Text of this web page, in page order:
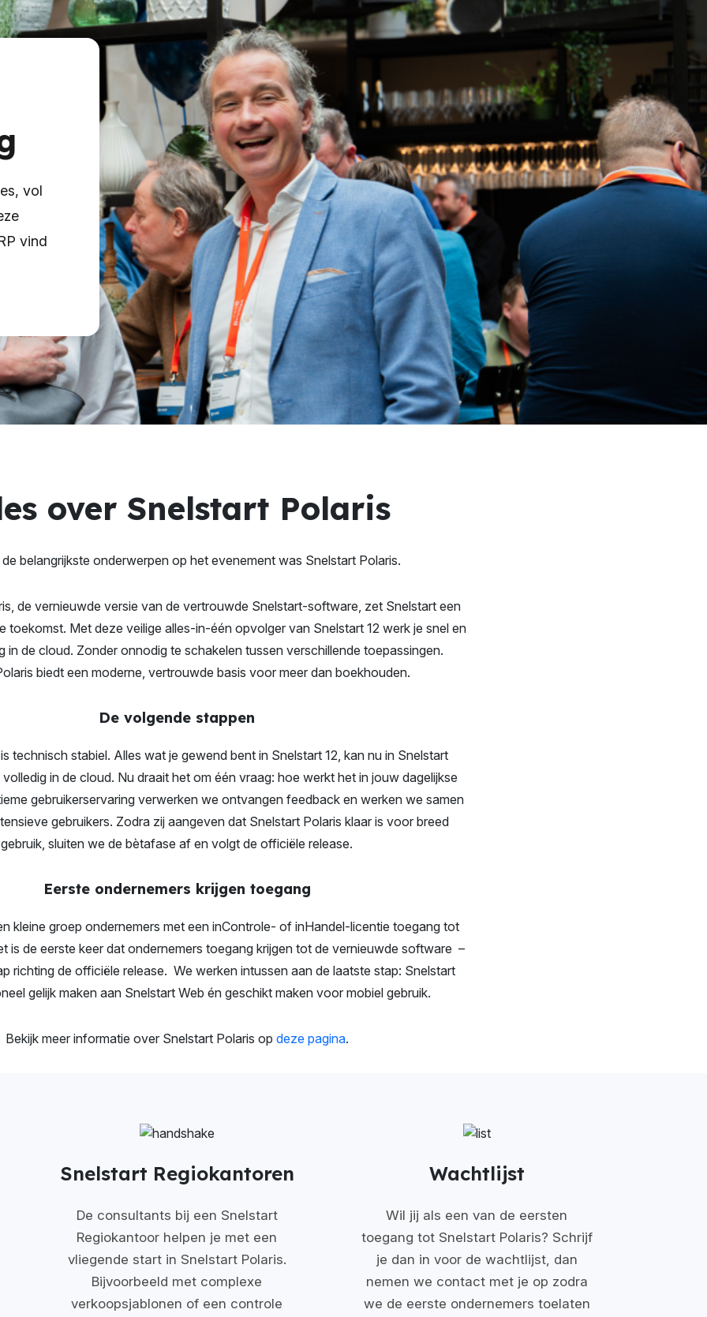
vol
vind
over Snelstart Polaris
belangrijkste onderwerpen op het evenement was Snelstart Polaris.
de vernieuwde versie van de vertrouwde Snelstart-software, zet Snelstart een
toekomst. Met deze veilige alles-in-één opvolger van Snelstart 12 werk je snel en
in de cloud. Zonder onnodig te schakelen tussen verschillende toepassingen.
biedt een moderne, vertrouwde basis voor meer dan boekhouden.
De volgende stappen
technisch stabiel. Alles wat je gewend bent in Snelstart 12, kan nu in Snelstart
volledig in de cloud. Nu draait het om één vraag: hoe werkt het in jouw dagelijkse
gebruikerservaring verwerken we ontvangen feedback en werken we samen
gebruikers. Zodra zij aangeven dat Snelstart Polaris klaar is voor breed
gebruik, sluiten we de bètafase af en volgt de officiële release.
Eerste ondernemers krijgen toegang
kleine groep ondernemers met een inControle- of inHandel-licentie toegang tot
is de eerste keer dat ondernemers toegang krijgen tot de vernieuwde software –
richting de officiële release. We werken intussen aan de laatste stap: Snelstart
gelijk maken aan Snelstart Web én geschikt maken voor mobiel gebruik.
Bekijk meer informatie over Snelstart Polaris op deze pagina.
Snelstart Regiokantoren
De consultants bij een Snelstart
Regiokantoor helpen je met een
vliegende start in Snelstart Polaris.
Bijvoorbeeld met complexe
verkoopsjablonen of een controle
Wachtlijst
Wil jij als een van de eersten
toegang tot Snelstart Polaris? Schrijf
je dan in voor de wachtlijst, dan
nemen we contact met je op zodra
we de eerste ondernemers toelaten